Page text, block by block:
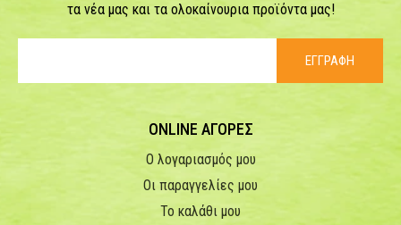
τα νέα μας και τα ολοκαίνουρια προϊόντα μας!
ΕΓΓΡΑΦΗ
ONLINE ΑΓΟΡΕΣ
Ο λογαριασμός μου
Οι παραγγελίες μου
Το καλάθι μου